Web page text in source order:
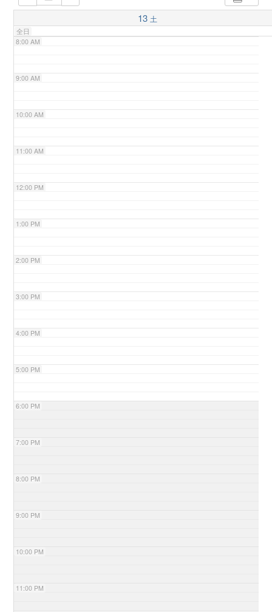
i
13 土
全日
7:00 AM
8:00 AM
9:00 AM
10:00 AM
11:00 AM
12:00 PM
1:00 PM
2:00 PM
3:00 PM
4:00 PM
5:00 PM
6:00 PM
7:00 PM
8:00 PM
9:00 PM
10:00 PM
11:00 PM